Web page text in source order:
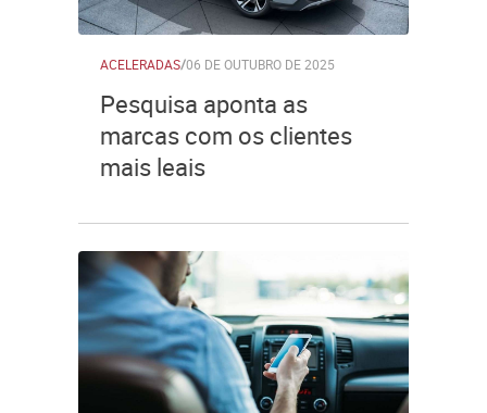
ACELERADAS/06 DE OUTUBRO DE 2025
Pesquisa aponta as
marcas com os clientes
mais leais